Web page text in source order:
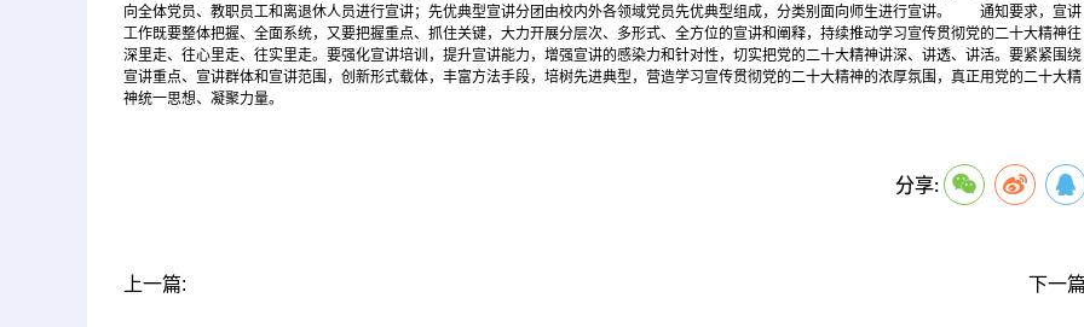
向全体党员、教职员工和离退休人员进行宣讲；先优典型宣讲分团由校内外各领域党员先优典型组成，分类别面向师生进行宣讲。 通知要求，宣讲
工作既要整体把握、全面系统，又要把握重点、抓住关键，大力开展分层次、多形式、全方位的宣讲和阐释，持续推动学习宣传贯彻党的二十大精神往
深里走、往心里走、往实里走。要强化宣讲培训，提升宣讲能力，增强宣讲的感染力和针对性，切实把党的二十大精神讲深、讲透、讲活。要紧紧围绕
宣讲重点、宣讲群体和宣讲范围，创新形式载体，丰富方法手段，培树先进典型，营造学习宣传贯彻党的二十大精神的浓厚氛围，真正用党的二十大精
神统一思想、凝聚力量。
分享:
上一篇: 下一